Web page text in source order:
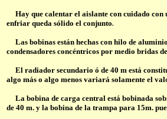
Hay que calentar el aislante con cuidado
enfriar queda sólido el conjunto.
Las bobinas están hechas con hilo de
condensadores concéntricos por medio bridas
El radiador secundario ó de 40 m está
algo más o algo menos variará solamente el
La bobina de carga central está bobinada
de 40 m. y la bobina de la trampa para 15m.